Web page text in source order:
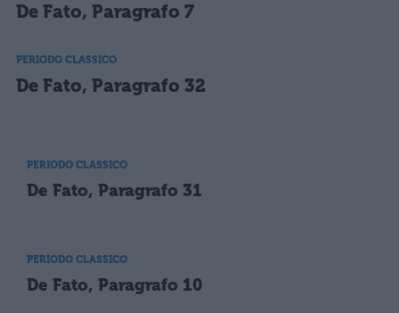
De Fato, Paragrafo 7
PERIODO CLASSICO
De Fato, Paragrafo 32
PERIODO CLASSICO
De Fato, Paragrafo 31
PERIODO CLASSICO
De Fato, Paragrafo 10